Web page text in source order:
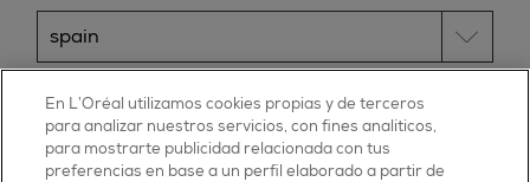
ESSIE
30, rue d’Alsace – 92300 Levallois-Perret
FRANCE
En L’Oréal utilizamos cookies propias y de terceros
para analizar nuestros servicios, con fines analíticos,
para mostrarte publicidad relacionada con tus
preferencias en base a un perfil elaborado a partir de